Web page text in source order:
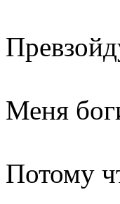
Меня
Потому